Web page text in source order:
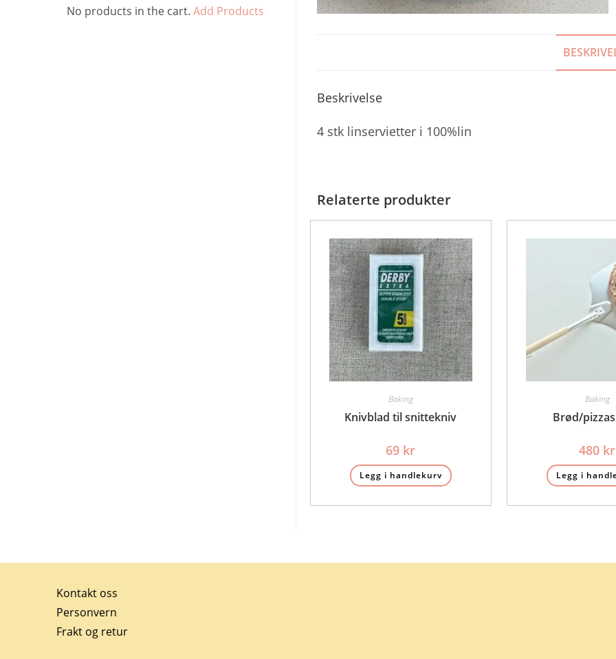
Beskrivelse
4 stk linservietter i 100%lin
Relaterte produkter
Baking
Knivblad til snittekniv
69 kr
Legg i handlekurv
Baking
Brød/
480 kr
Legg i
No products in the cart.Add Products
Kontakt oss
Personvern
Frakt og retur